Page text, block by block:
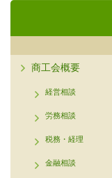
商工会概要
経営相談
労務相談
税務・経理
金融相談